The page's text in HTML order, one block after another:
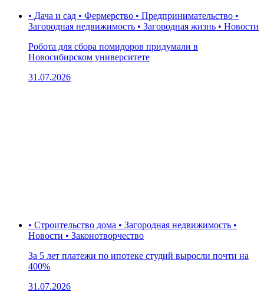
• Дача и сад • Фермерство • Предпринимательство •
Загородная недвижимость • Загородная жизнь • Новости
Робота для сбора помидоров придумали в
Новосибирском университете
31.07.2026
• Строительство дома • Загородная недвижимость •
Новости • Законотворчество
За 5 лет платежи по ипотеке студий выросли почти на
400%
31.07.2026